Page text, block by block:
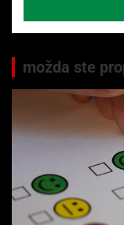
možda ste